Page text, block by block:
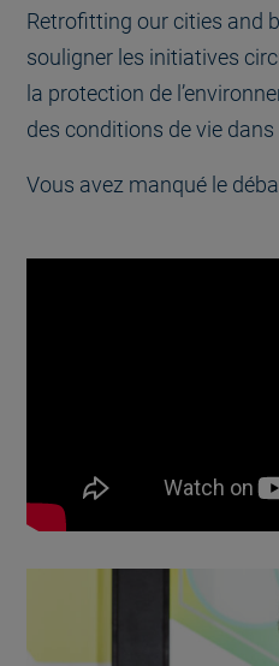
Retrofitting our cities and
souligner les initiatives
la protection de
des conditions de vie dans
Vous avez manqué le